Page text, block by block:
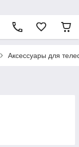
Аксессуары для